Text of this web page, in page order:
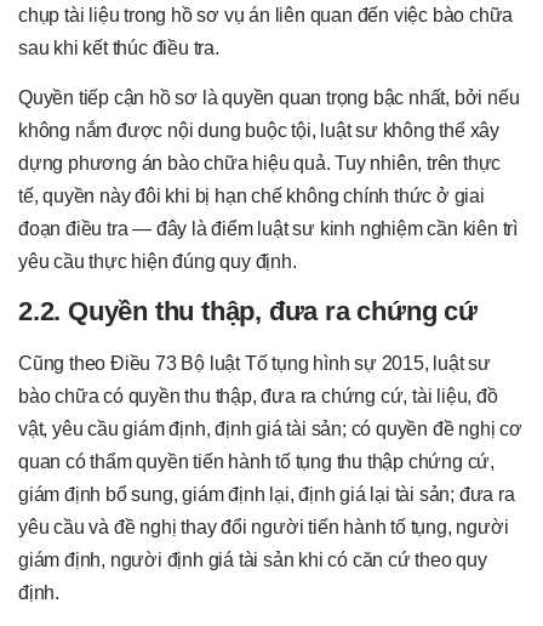
chụp tài liệu trong hồ sơ vụ án liên quan đến việc bào chữa
sau khi kết thúc điều tra.
Quyền tiếp cận hồ sơ là quyền quan trọng bậc nhất, bởi nếu
không nắm được nội dung buộc tội, luật sư không thể xây
dựng phương án bào chữa hiệu quả. Tuy nhiên, trên thực
tế, quyền này đôi khi bị hạn chế không chính thức ở giai
đoạn điều tra — đây là điểm luật sư kinh nghiệm cần kiên trì
yêu cầu thực hiện đúng quy định.
2.2. Quyền thu thập, đưa ra chứng cứ
Cũng theo Điều 73 Bộ luật Tố tụng hình sự 2015, luật sư
bào chữa có quyền thu thập, đưa ra chứng cứ, tài liệu, đồ
vật, yêu cầu giám định, định giá tài sản; có quyền đề nghị cơ
quan có thẩm quyền tiến hành tố tụng thu thập chứng cứ,
giám định bổ sung, giám định lại, định giá lại tài sản; đưa ra
yêu cầu và đề nghị thay đổi người tiến hành tố tụng, người
giám định, người định giá tài sản khi có căn cứ theo quy
định.